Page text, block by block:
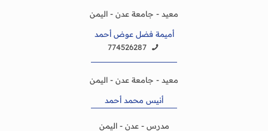
معيد - جامعة عدن - اليمن
أميمة فضل عوض أحمد
774526287
معيد - جامعة عدن - اليمن
أنيس محمد أحمد
مدرس - عدن - اليمن